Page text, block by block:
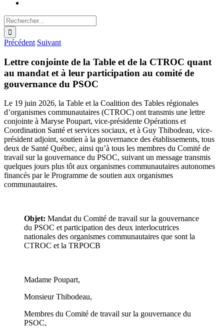
Rechercher:
Précédent Suivant
Lettre conjointe de la Table et de la CTROC quant
au mandat et à leur participation au comité de
gouvernance du PSOC
Le 19 juin 2026, la Table et la Coalition des Tables régionales
d’organismes communautaires (CTROC) ont transmis une lettre
conjointe à Maryse Poupart, vice-présidente Opérations et
Coordination Santé et services sociaux, et à Guy Thibodeau, vice-
président adjoint, soutien à la gouvernance des établissements, tous
deux de Santé Québec, ainsi qu’à tous les membres du Comité de
travail sur la gouvernance du PSOC, suivant un message transmis
quelques jours plus tôt aux organismes communautaires autonomes
financés par le Programme de soutien aux organismes
communautaires.
Objet: Mandat du Comité de travail sur la gouvernance
du PSOC et participation des deux interlocutrices
nationales des organismes communautaires que sont la
CTROC et la TRPOCB
Madame Poupart,
Monsieur Thibodeau,
Membres du Comité de travail sur la gouvernance du
PSOC,